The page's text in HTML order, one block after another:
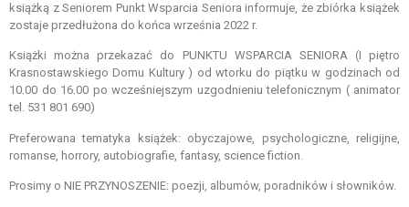
książką z Seniorem Punkt Wsparcia Seniora informuje, że zbiórka książek
zostaje przedłużona do końca września 2022 r.
Książki można przekazać do PUNKTU WSPARCIA SENIORA (I piętro
Krasnostawskiego Domu Kultury ) od wtorku do piątku w godzinach od
10.00 do 16.00 po wcześniejszym uzgodnieniu telefonicznym ( animator
tel. 531 801 690)
Preferowana tematyka książek: obyczajowe, psychologiczne, religijne,
romanse, horrory, autobiografie, fantasy, science fiction.
Prosimy o NIE PRZYNOSZENIE: poezji, albumów, poradników i słowników.